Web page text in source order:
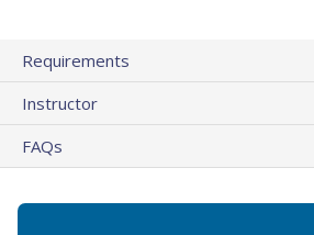
Requirements
Instructor
FAQs